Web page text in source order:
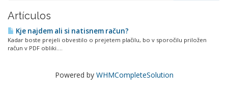
Artículos
Kje najdem ali si natisnem račun?
Kadar boste prejeli obvestilo o prejetem plačilu, bo v sporočilu priložen
račun v PDF obliki....
Powered by WHMCompleteSolution